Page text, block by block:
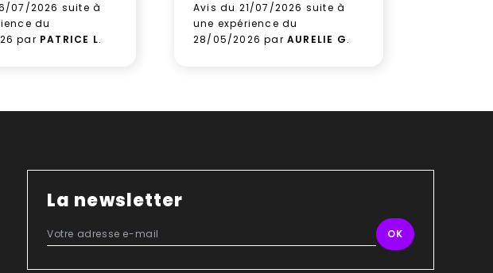
07/2026 suite à
du
par PATRICE L.
Avis du 21/07/2026 suite à
une expérience du
28/05/2026 par AURELIE G.
La newsletter